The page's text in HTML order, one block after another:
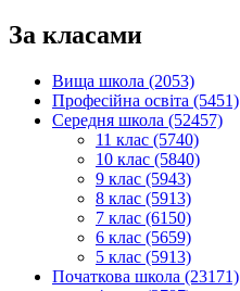
За класами
Вища школа (2053)
Професійна освіта (5451)
Середня школа (52457)
11 клас (5740)
10 клас (5840)
9 клас (5943)
8 клас (5913)
7 клас (6150)
6 клас (5659)
5 клас (5913)
Початкова школа (23171)